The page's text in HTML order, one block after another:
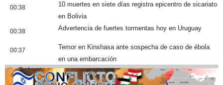
00:38
10 muertes en siete días registra epicentro de sicariato
en Bolivia
00:38 Advertencia de fuertes tormentas hoy en Uruguay
00:37
Temor en Kinshasa ante sospecha de caso de ébola
en una embarcación
Cobertura